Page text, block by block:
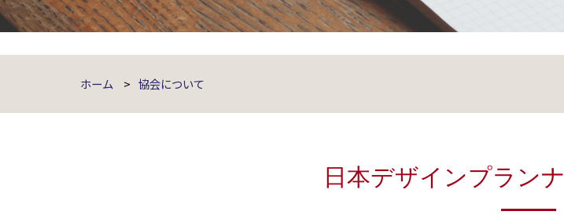
ホーム > 協会について
日本デザインプラン